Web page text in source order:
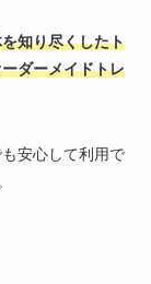
知り尽くしたト
ダーメイドトレ
安心して利用で